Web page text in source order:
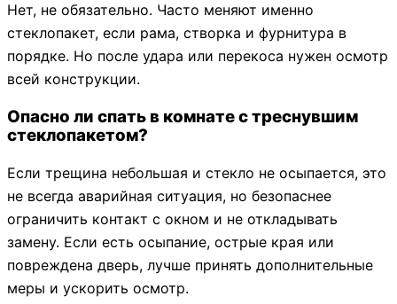
Нет, не обязательно. Часто меняют именно
стеклопакет, если рама, створка и фурнитура в
порядке. Но после удара или перекоса нужен осмотр
всей конструкции.
Опасно ли спать в комнате с треснувшим
стеклопакетом?
Если трещина небольшая и стекло не осыпается, это
не всегда аварийная ситуация, но безопаснее
ограничить контакт с окном и не откладывать
замену. Если есть осыпание, острые края или
повреждена дверь, лучше принять дополнительные
меры и ускорить осмотр.